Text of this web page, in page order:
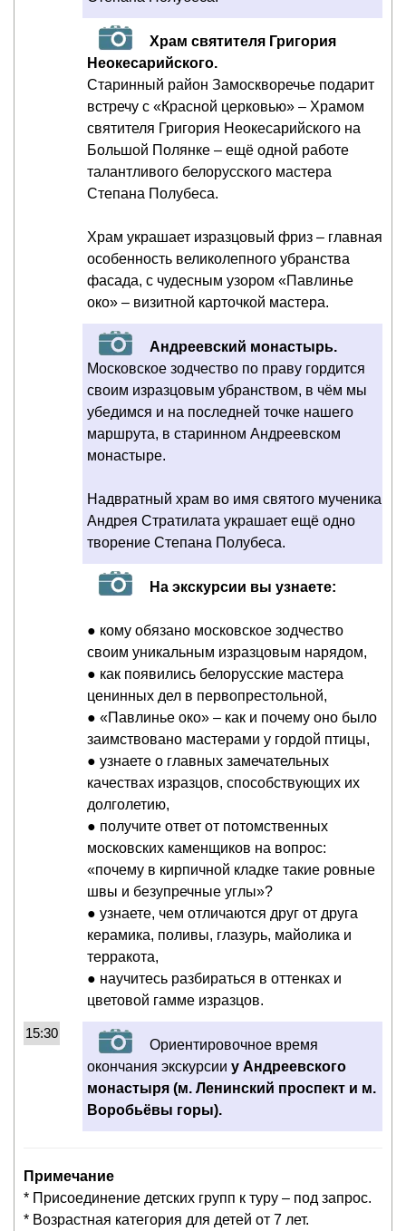
Храм святителя Григория
Неокесарийского.
Старинный район Замоскворечье подарит
встречу с «Красной церковью» – Храмом
святителя Григория Неокесарийского на
Большой Полянке – ещё одной работе
талантливого белорусского мастера
Степана Полубеса.
Храм украшает изразцовый фриз – главная
особенность великолепного убранства
фасада, с чудесным узором «Павлинье
око» – визитной карточкой мастера.
Андреевский монастырь.
Московское зодчество по праву гордится
своим изразцовым убранством, в чём мы
убедимся и на последней точке нашего
маршрута, в старинном Андреевском
монастыре.
Надвратный храм во имя святого мученика
Андрея Стратилата украшает ещё одно
творение Степана Полубеса.
На экскурсии вы узнаете:
● кому обязано московское зодчество
своим уникальным изразцовым нарядом,
● как появились белорусские мастера
ценинных дел в первопрестольной,
● «Павлинье око» – как и почему оно было
заимствовано мастерами у гордой птицы,
● узнаете о главных замечательных
качествах изразцов, способствующих их
долголетию,
● получите ответ от потомственных
московских каменщиков на вопрос:
«почему в кирпичной кладке такие ровные
швы и безупречные углы»?
● узнаете, чем отличаются друг от друга
керамика, поливы, глазурь, майолика и
терракота,
● научитесь разбираться в оттенках и
цветовой гамме изразцов.
15:30
Ориентировочное время
окончания экскурсии у Андреевского
монастыря (м. Ленинский проспект и м.
Воробьёвы горы).
Примечание
* Присоединение детских групп к туру – под запрос.
* Возрастная категория для детей от 7 лет.